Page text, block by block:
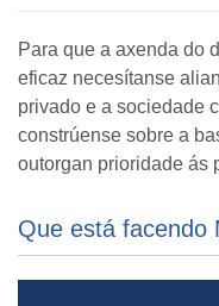
Para que a axenda do
eficaz necesítanse
privado e a sociedade
constrúense sobre a
outorgan prioridade ás
Que está facendo